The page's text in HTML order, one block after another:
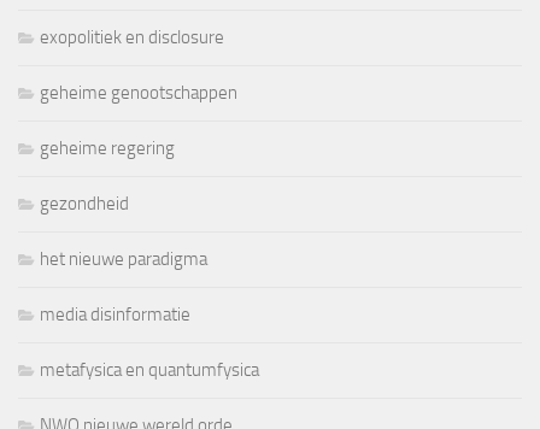
exopolitiek en disclosure
geheime genootschappen
geheime regering
gezondheid
het nieuwe paradigma
media disinformatie
metafysica en quantumfysica